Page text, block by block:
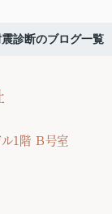
診断のブログ一覧
1階 Ｂ号室